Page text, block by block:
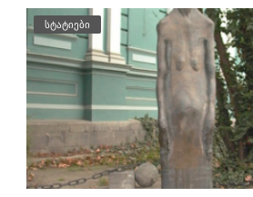
სტატიები